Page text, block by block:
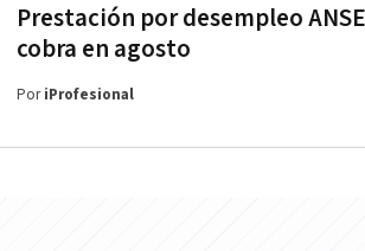
Prestación por desempleo
cobra en agosto
PoriProfesional